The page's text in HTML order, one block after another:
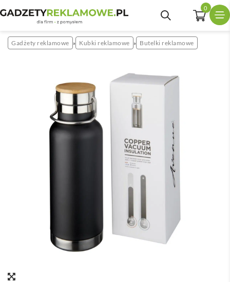
0
Gadżety reklamowe » Kubki reklamowe » Butelki reklamowe